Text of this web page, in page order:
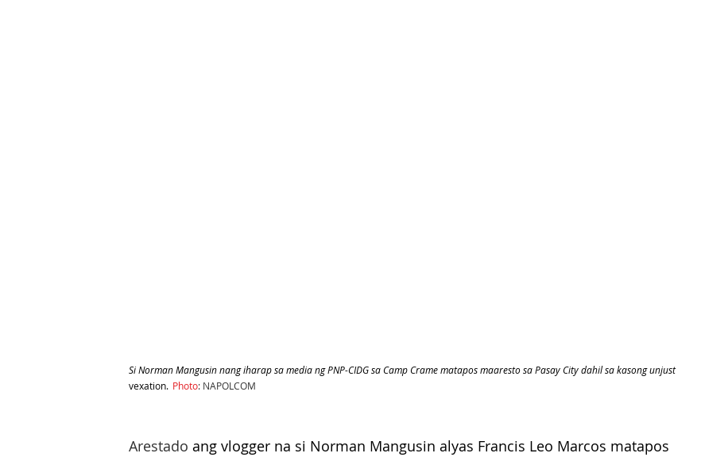
Si Norman Mangusin nang iharap sa media ng PNP-CIDG sa Camp Crame matapos maaresto sa Pasay City dahil sa kasong unjust
vexation. Photo: NAPOLCOM
Arestado ang vlogger na si Norman Mangusin alyas Francis Leo Marcos matapos